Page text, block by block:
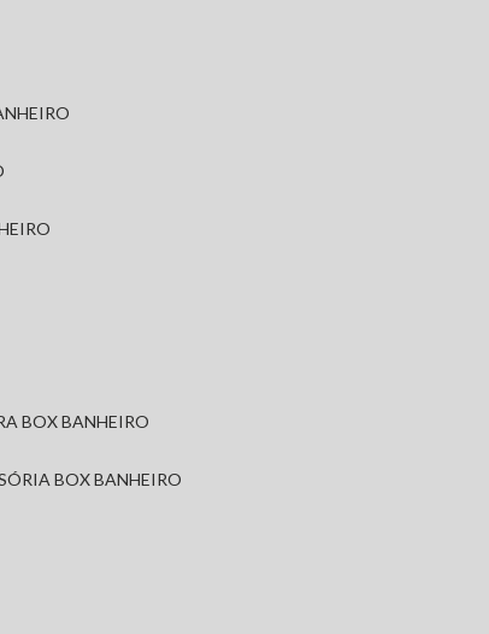
BOX BANHEIRO
BOX BANHEIRO